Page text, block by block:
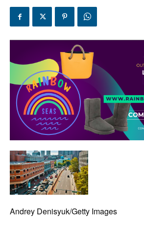
Andrey Denisyuk/Getty Images